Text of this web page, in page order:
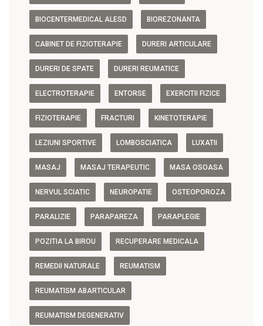
BIOCENTERMEDICAL ALESD BIOREZONANTA
CABINET DE FIZIOTERAPIE DURERI ARTICULARE
DURERI DE SPATE DURERI REUMATICE
ELECTROTERAPIE ENTORSE EXERCITII FIZICE
FIZIOTERAPIE FRACTURI KINETOTERAPIE
LEZIUNI SPORTIVE LOMBOSCIATICA LUXATII
MASAJ MASAJ TERAPEUTIC MASA OSOASA
NERVUL SCIATIC NEUROPATIE OSTEOPOROZA
PARALIZIE PARAPAREZA PARAPLEGIE
POZITIA LA BIROU RECUPERARE MEDICALA
REMEDII NATURALE REUMATISM
REUMATISM ABARTICULAR
REUMATISM DEGENERATIV